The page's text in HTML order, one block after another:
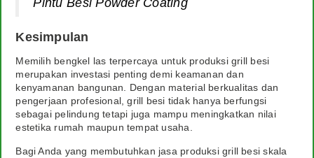
Pintu Besi Powder Coating
Kesimpulan
Memilih bengkel las terpercaya untuk produksi grill besi
merupakan investasi penting demi keamanan dan
kenyamanan bangunan. Dengan material berkualitas dan
pengerjaan profesional, grill besi tidak hanya berfungsi
sebagai pelindung tetapi juga mampu meningkatkan nilai
estetika rumah maupun tempat usaha.
Bagi Anda yang membutuhkan jasa produksi grill besi skala